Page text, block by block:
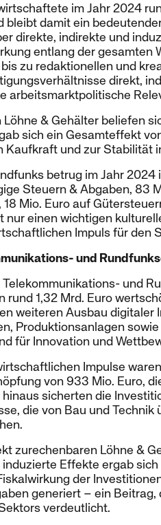
im Jahr 2024
bleibt damit ein
direkte, indirekte und
entlang der gesamten
zu redaktionellen und
direkt,
arbeitsmarktpolitische
& Gehälter beliefen
sich ein Gesamteffekt
Kaufkraft und zur Stabilität
betrug im Jahr
Steuern & Abgaben, 83
Mio. Euro auf
nur einen wichtigen
Impuls für den
und
und
rund 1,32 Mrd. Euro
weiteren Ausbau digitaler
Produktionsanlagen
für Innovation und
Impulse
von 933 Mio. Euro,
sicherten die
die von Bau und Technik
zurechenbaren Löhne &
Effekte ergab
der
generiert – ein
verdeutlicht.